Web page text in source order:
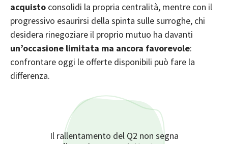
acquisto consolidi la propria centralità, mentre con il
progressivo esaurirsi della spinta sulle surroghe, chi
desidera rinegoziare il proprio mutuo ha davanti
un’occasione limitata ma ancora favorevole:
confrontare oggi le offerte disponibili può fare la
differenza.
Il rallentamento del Q2 non segna